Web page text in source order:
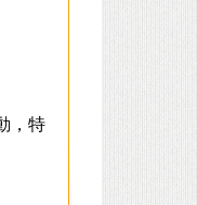
，特